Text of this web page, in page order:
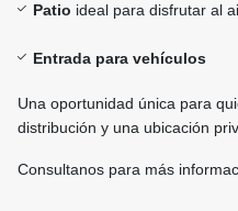
Patio ideal para disfrutar al
Entrada para vehículos
Una oportunidad única para
distribución y una ubicación
Consultanos para más